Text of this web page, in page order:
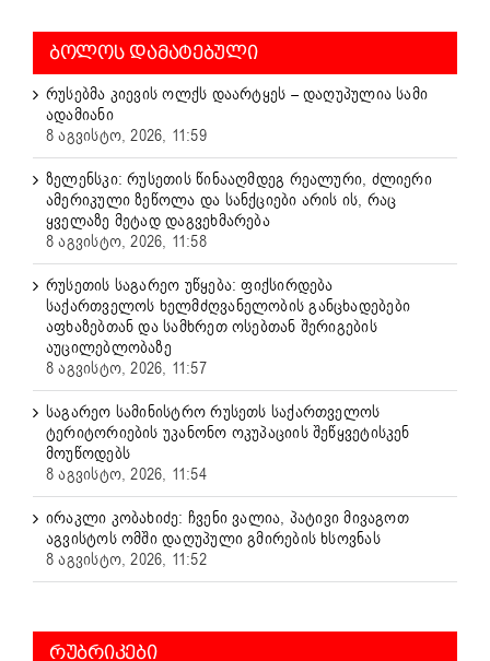
ᲑᲝᲚᲝᲡ ᲓᲐᲛᲐᲢᲔᲑᲣᲚᲘ
რუსებმა კიევის ოლქს დაარტყეს – დაღუპულია სამი
ადამიანი
8 აგვისტო, 2026, 11:59
ზელენსკი: რუსეთის წინააღმდეგ რეალური, ძლიერი
ამერიკული ზეწოლა და სანქციები არის ის, რაც
ყველაზე მეტად დაგვეხმარება
8 აგვისტო, 2026, 11:58
რუსეთის საგარეო უწყება: ფიქსირდება
საქართველოს ხელმძღვანელობის განცხადებები
აფხაზებთან და სამხრეთ ოსებთან შერიგების
აუცილებლობაზე
8 აგვისტო, 2026, 11:57
საგარეო სამინისტრო რუსეთს საქართველოს
ტერიტორიების უკანონო ოკუპაციის შეწყვეტისკენ
მოუწოდებს
8 აგვისტო, 2026, 11:54
ირაკლი კობახიძე: ჩვენი ვალია, პატივი მივაგოთ
აგვისტოს ომში დაღუპული გმირების ხსოვნას
8 აგვისტო, 2026, 11:52
ᲠᲣᲑᲠᲘᲙᲔᲑᲘ